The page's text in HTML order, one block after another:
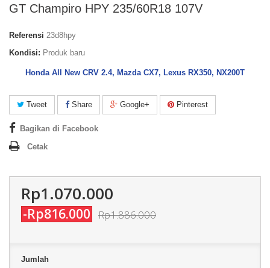
GT Champiro HPY 235/60R18 107V
Referensi 23d8hpy
Kondisi: Produk baru
Honda All New CRV 2.4, Mazda CX7, Lexus RX350, NX200T
Tweet Share Google+ Pinterest
Bagikan di Facebook
Cetak
Rp1.070.000
-Rp816.000 Rp1.886.000
Jumlah